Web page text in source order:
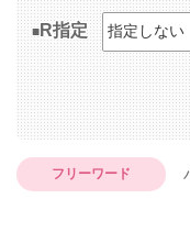
R指定
フリーワード